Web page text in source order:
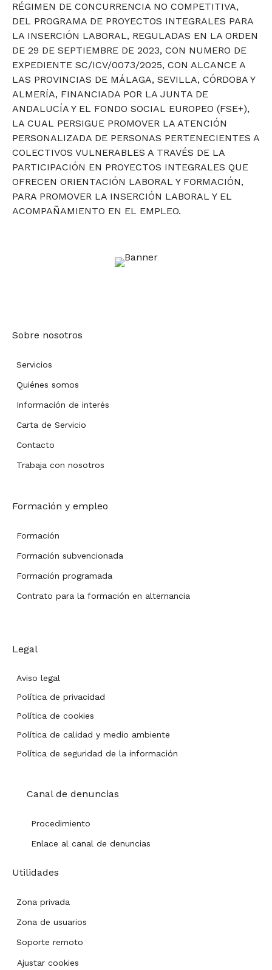
RÉGIMEN DE CONCURRENCIA NO COMPETITIVA,
DEL PROGRAMA DE PROYECTOS INTEGRALES PARA
LA INSERCIÓN LABORAL, REGULADAS EN LA ORDEN
DE 29 DE SEPTIEMBRE DE 2023, CON NUMERO DE
EXPEDIENTE SC/ICV/0073/2025, CON ALCANCE A
LAS PROVINCIAS DE MÁLAGA, SEVILLA, CÓRDOBA Y
ALMERÍA, FINANCIADA POR LA JUNTA DE
ANDALUCÍA Y EL FONDO SOCIAL EUROPEO (FSE+),
LA CUAL PERSIGUE PROMOVER LA ATENCIÓN
PERSONALIZADA DE PERSONAS PERTENECIENTES A
COLECTIVOS VULNERABLES A TRAVÉS DE LA
PARTICIPACIÓN EN PROYECTOS INTEGRALES QUE
OFRECEN ORIENTACIÓN LABORAL Y FORMACIÓN,
PARA PROMOVER LA INSERCIÓN LABORAL Y EL
ACOMPAÑAMIENTO EN EL EMPLEO.
Sobre nosotros
Servicios
Quiénes somos
Información de interés
Carta de Servicio
Contacto
Trabaja con nosotros
Formación y empleo
Formación
Formación subvencionada
Formación programada
Contrato para la formación en alternancia
Legal
Aviso legal
Política de privacidad
Política de cookies
Política de calidad y medio ambiente
Política de seguridad de la información
Canal de denuncias
Procedimiento
Enlace al canal de denuncias
Utilidades
Zona privada
Zona de usuarios
Soporte remoto
Ajustar cookies